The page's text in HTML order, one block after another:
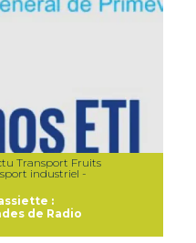
Transport Fruits
industriel -
:
de Radio